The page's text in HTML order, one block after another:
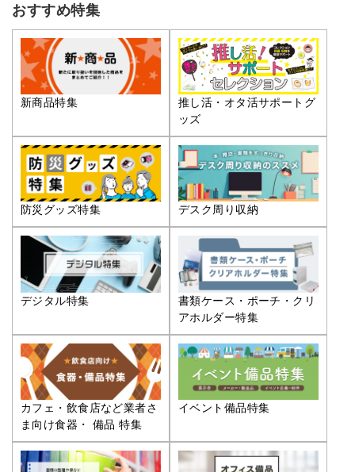
おすすめ特集
新商品特集
推し活・オタ活サポートグ
ッズ
防災グッズ特集 デスク周り収納
デジタル特集
書類ケース・ポーチ・クリ
アホルダー特集
カフェ・飲食店など業者さ
ま向け食器・ 備品 特集
イベント備品特集